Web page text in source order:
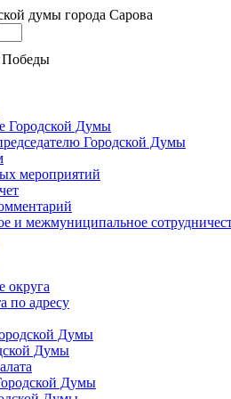
думы города Сарова
Городской Думы
Городской Думы
мероприятий
и межмуниципальное
округа
по адресу
Думы
Думы
Думы